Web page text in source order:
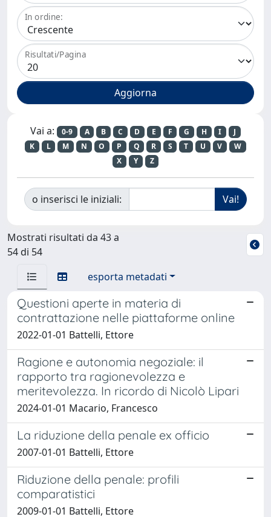
In ordine:
Risultati/Pagina
Vai a: 0-9 A B C D E F G H I
J
K
L M N O P Q R S T U V
W
X
Y Z
o inserisci le iniziali:
Mostrati risultati da 43 a
54 di 54
esporta metadati
Questioni aperte in materia di
contrattazione nelle piattaforme online
2022-01-01 Battelli, Ettore
Ragione e autonomia negoziale: il
rapporto tra ragionevolezza e
meritevolezza. In ricordo di Nicolò Lipari
2024-01-01 Macario, Francesco
La riduzione della penale ex officio
2007-01-01 Battelli, Ettore
Riduzione della penale: profili
comparatistici
2009-01-01 Battelli, Ettore